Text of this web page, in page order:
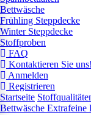
Bettwäsche
Frühling Steppdecke
Winter Steppdecke
Stoffproben
FAQ
Kontaktieren Sie uns!
Anmelden
Registrieren
Startseite
Bettwäsche